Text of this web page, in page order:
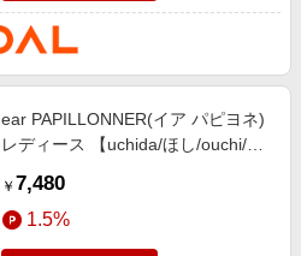
ear PAPILLONNER(イア パピヨネ)
レディース 【uchida/ほし/ouchi/や
シアーラグラン【SUM1 STYLE(ス
ミスタイル)】 ホワイト
￥ 7,480
1.5%